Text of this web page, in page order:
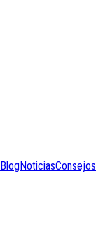
BlogNoticiasConsejos